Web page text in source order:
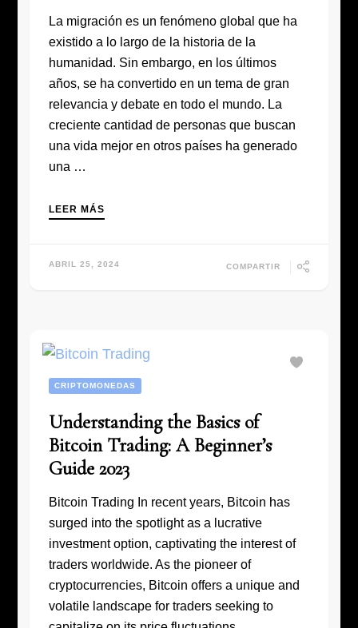
La migración es un fenómeno global que ha
existido a lo largo de la historia de la
humanidad. Sin embargo, en los últimos
años, se ha convertido en un tema de gran
relevancia y debate en todo el mundo. La
creciente cantidad de personas que buscan
una vida mejor en otros países ha generado
una …
LEER MÁS
ABRIL 25, 2024 COMPARTIR
CRIPTOMONEDAS
Understanding the Basics of
Bitcoin Trading: A Beginner’s
Guide 2023
Bitcoin Trading In recent years, Bitcoin has
surged into the spotlight as a lucrative
investment option, captivating the interest of
traders worldwide. As the pioneer of
cryptocurrencies, Bitcoin offers a unique and
volatile landscape for traders seeking to